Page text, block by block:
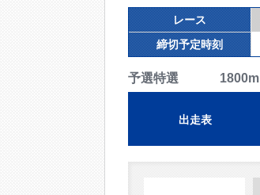
レース
締切予定時刻
予選特選 1800m
出走表